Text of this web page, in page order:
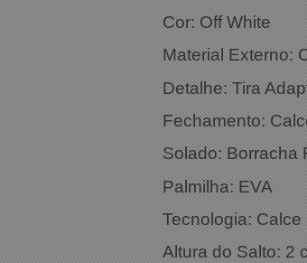
Material Externo:
Detalhe: Tira
Fechamento:
Solado: Borracha
Palmilha: EVA
Tecnologia:
Altura do Salto: 2